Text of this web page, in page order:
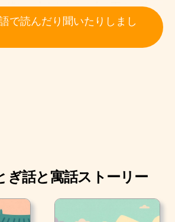
緒に、大きなもみの木の下の、砂の
した。
言いました。「さぁ、おまえたち」
で読んだり聞いたりしまし
ぎ話と寓話ストーリー